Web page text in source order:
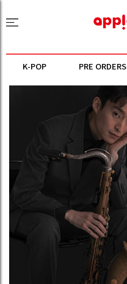
K-POP PRE ORDERS